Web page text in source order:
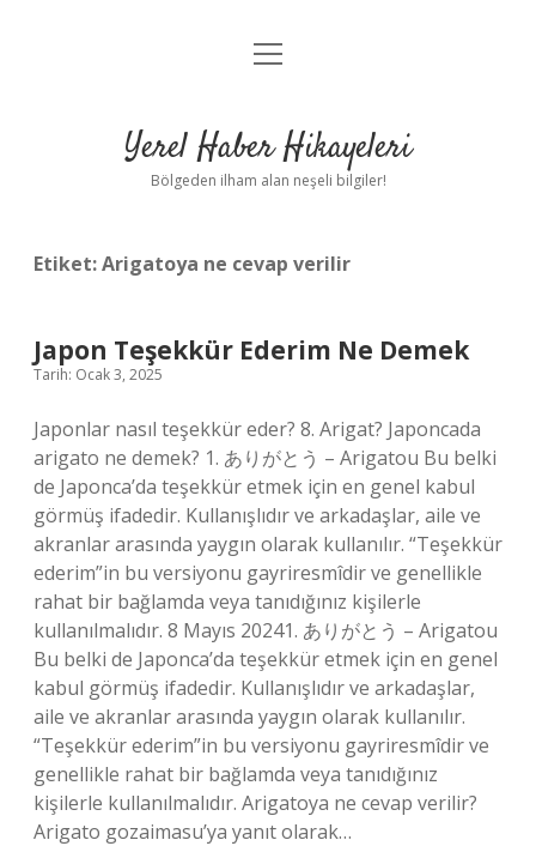
Anasayfa
Yasal Uyarı
menüyü
Yerel Haber Hikayeleri
Bölgeden ilham alan neşeli bilgiler!
Etiket:Arigatoya ne cevap verilir
Japon Teşekkür Ederim Ne Demek
Tarih: Ocak 3, 2025
Japonlar nasıl teşekkür eder? 8. Arigat? Japoncada
arigato ne demek? 1. ありがとう – Arigatou Bu belki
de Japonca’da teşekkür etmek için en genel kabul
görmüş ifadedir. Kullanışlıdır ve arkadaşlar, aile ve
akranlar arasında yaygın olarak kullanılır. “Teşekkür
ederim”in bu versiyonu gayriresmîdir ve genellikle
rahat bir bağlamda veya tanıdığınız kişilerle
kullanılmalıdır. 8 Mayıs 20241. ありがとう – Arigatou
Bu belki de Japonca’da teşekkür etmek için en genel
kabul görmüş ifadedir. Kullanışlıdır ve arkadaşlar,
aile ve akranlar arasında yaygın olarak kullanılır.
“Teşekkür ederim”in bu versiyonu gayriresmîdir ve
genellikle rahat bir bağlamda veya tanıdığınız
kişilerle kullanılmalıdır. Arigatoya ne cevap verilir?
Arigato gozaimasu’ya yanıt olarak…